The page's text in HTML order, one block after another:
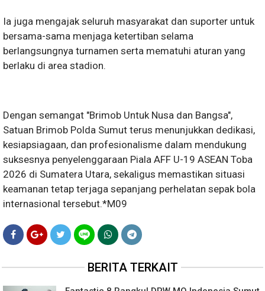
Ia juga mengajak seluruh masyarakat dan suporter untuk
bersama-sama menjaga ketertiban selama
berlangsungnya turnamen serta mematuhi aturan yang
berlaku di area stadion.
Dengan semangat "Brimob Untuk Nusa dan Bangsa",
Satuan Brimob Polda Sumut terus menunjukkan dedikasi,
kesiapsiagaan, dan profesionalisme dalam mendukung
suksesnya penyelenggaraan Piala AFF U-19 ASEAN Toba
2026 di Sumatera Utara, sekaligus memastikan situasi
keamanan tetap terjaga sepanjang perhelatan sepak bola
internasional tersebut.*M09
BERITA TERKAIT